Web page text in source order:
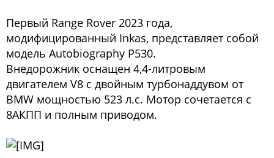
Первый Range Rover 2023 года,
модифицированный Inkas, представляет собой
модель Autobiography P530.
Внедорожник оснащен 4,4-литровым
двигателем V8 с двойным турбонаддувом от
BMW мощностью 523 л.с. Мотор сочетается с
8АКПП и полным приводом.